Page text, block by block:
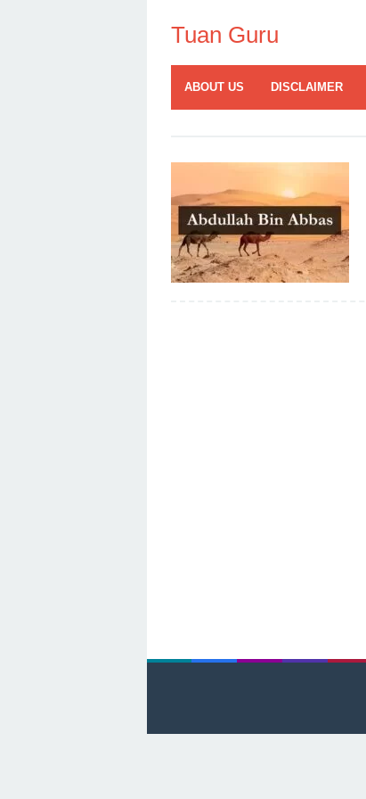
contentTuan Guru
ABOUT US DISCLAIMER